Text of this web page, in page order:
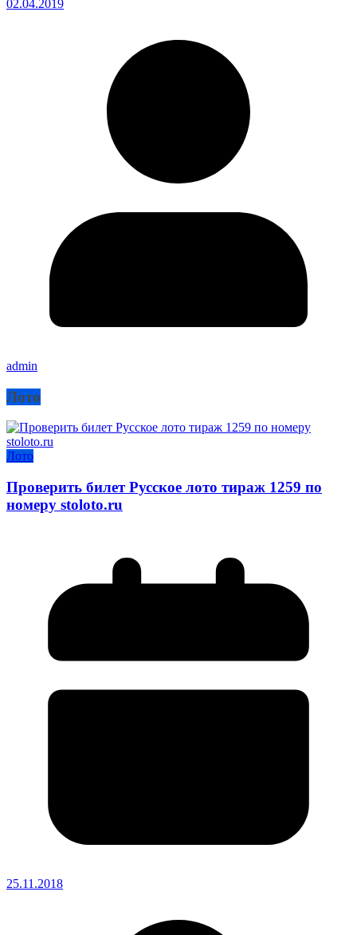
02.04.2019
admin
Лото
Лото
Проверить билет Русское лото тираж 1259 по
номеру stoloto.ru
25.11.2018